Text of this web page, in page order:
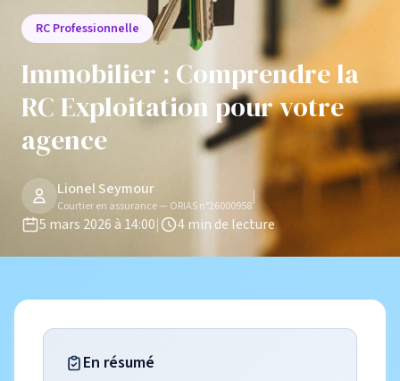
RC Professionnelle
Immobilier : Comprendre la
RC Exploitation pour votre
agence
Lionel Seymour
Courtier en assurance — ORIAS n°26000958
|
5 mars 2026 à 14:00| 4 min de lecture
En résumé